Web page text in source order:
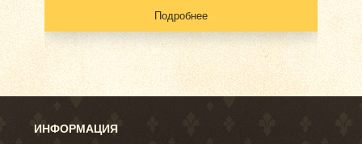
Подробнее
ИНФОРМАЦИЯ